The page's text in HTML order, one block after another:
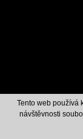
Tento web používá
návštěvnosti